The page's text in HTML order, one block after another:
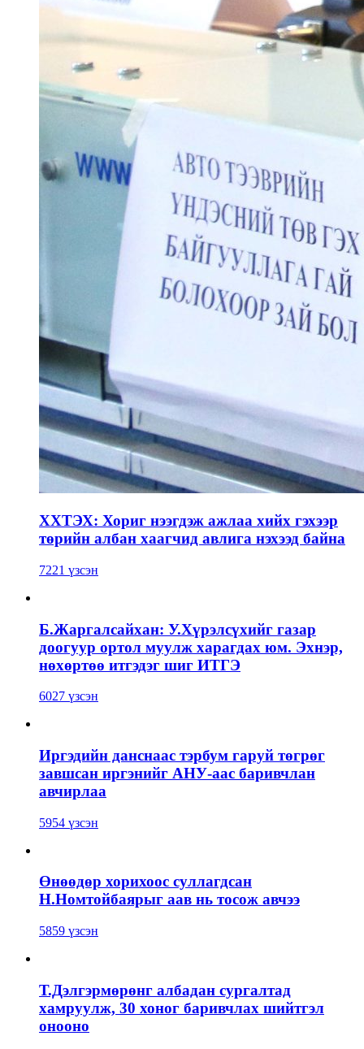
ХХТЭХ: Хориг нээгдэж ажлаа хийх гэхээр
төрийн албан хаагчид авлига нэхээд байна
7221 үзсэн
Б.Жаргалсайхан: У.Хүрэлсүхийг газар
доогуур ортол муулж харагдах юм. Эхнэр,
нөхөртөө итгэдэг шиг ИТГЭ
6027 үзсэн
Иргэдийн данснаас тэрбум гаруй төгрөг
завшсан иргэнийг АНУ-аас баривчлан
авчирлаа
5954 үзсэн
Өнөөдөр хорихоос суллагдсан
Н.Номтойбаярыг аав нь тосож авчээ
5859 үзсэн
Т.Дэлгэрмөрөнг албадан сургалтад
хамруулж, 30 хоног баривчлах шийтгэл
онооно